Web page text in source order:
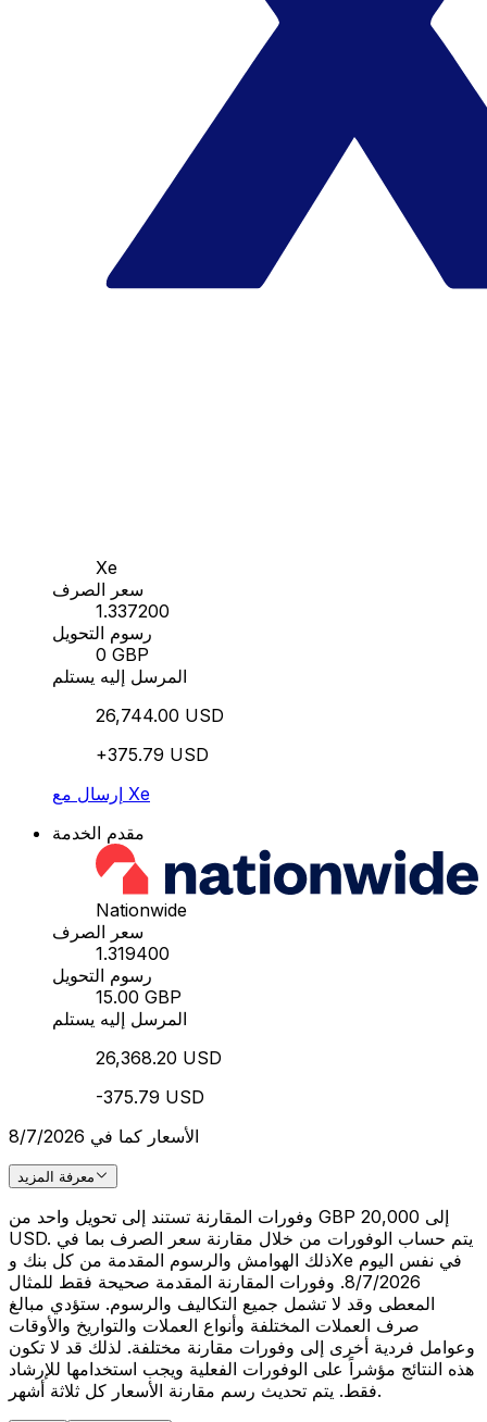
Xe
سعر الصرف
1.337200
رسوم التحويل
0 GBP
المرسل إليه يستلم
26,744.00 USD
+375.79 USD
إرسال مع Xe
مقدم الخدمة
Nationwide
سعر الصرف
1.319400
رسوم التحويل
15.00 GBP
المرسل إليه يستلم
26,368.20 USD
-375.79 USD
الأسعار كما في 8/7/2026
معرفة المزيد
وفورات المقارنة تستند إلى تحويل واحد من GBP 20,000 إلى
USD. يتم حساب الوفورات من خلال مقارنة سعر الصرف بما في
ذلك الهوامش والرسوم المقدمة من كل بنك وXe في نفس اليوم
8/7/2026. وفورات المقارنة المقدمة صحيحة فقط للمثال
المعطى وقد لا تشمل جميع التكاليف والرسوم. ستؤدي مبالغ
صرف العملات المختلفة وأنواع العملات والتواريخ والأوقات
وعوامل فردية أخرى إلى وفورات مقارنة مختلفة. لذلك قد لا تكون
هذه النتائج مؤشراً على الوفورات الفعلية ويجب استخدامها للإرشاد
فقط. يتم تحديث رسم مقارنة الأسعار كل ثلاثة أشهر.